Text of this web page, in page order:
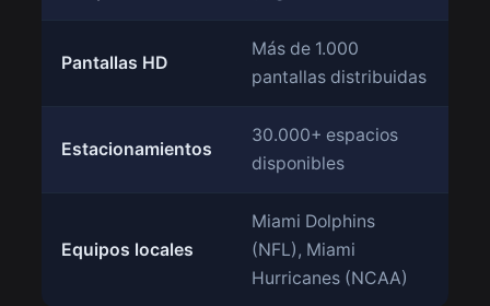
Pantallas HD
Más de 1.000
pantallas distribuidas
Estacionamientos
30.000+ espacios
disponibles
Equipos locales
Miami Dolphins
(NFL), Miami
Hurricanes (NCAA)